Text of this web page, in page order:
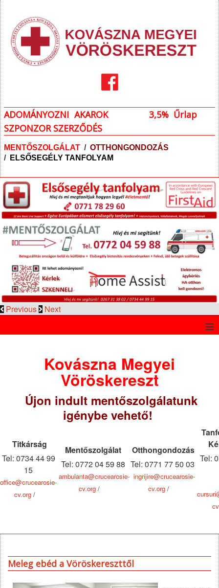
ADOMÁNYOZNI AKAROK
3,5% Űrlap
SZPONZOR SZERZŐDÉS
MENTŐSZOLGÁLAT / OTTHONGONDOZÁS
/ ELSŐSEGÉLY TANFOLYAM
Previous Next
≡
Kovászna Megyei
Vöröskereszt
Újon indult mentőszolgálatunk
igénybe vehető!
Titkárság
Tel: 0734 44 99
15
office@crucearosie-
cv.org/
Mentőszolgálat
Tel: 0772 04 59 88
ambulanta@crucearosie-
cv.org /
Otthongondozás
Tel: 0771 77 50 03
ingrijire@crucearosie-
cv.org/
Tel:
cursuri
Meleg ebéd a Vöröskereszttől